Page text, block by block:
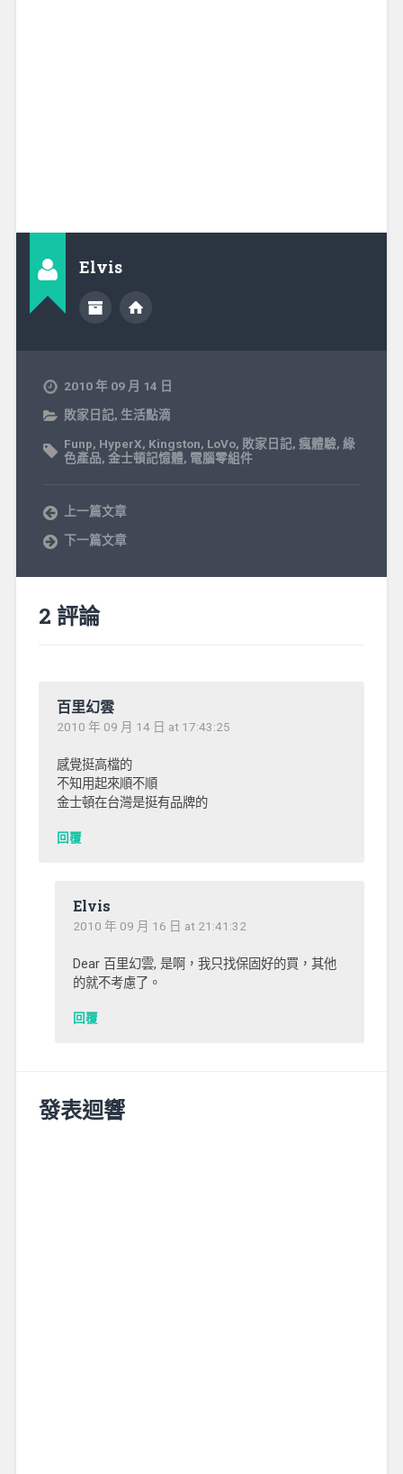
Elvis
2010 年 09 月 14 日
敗家日記, 生活點滴
Funp, HyperX, Kingston, LoVo, 敗家日記, 瘋體驗, 綠
色產品, 金士頓記憶體, 電腦零組件
上一篇文章
下一篇文章
2 評論
百里幻雲
2010 年 09 月 14 日 at 17:43:25
感覺挺高檔的
不知用起來順不順
金士頓在台灣是挺有品牌的
回覆
Elvis
2010 年 09 月 16 日 at 21:41:32
Dear 百里幻雲, 是啊，我只找保固好的買，其他
的就不考慮了。
回覆
發表迴響